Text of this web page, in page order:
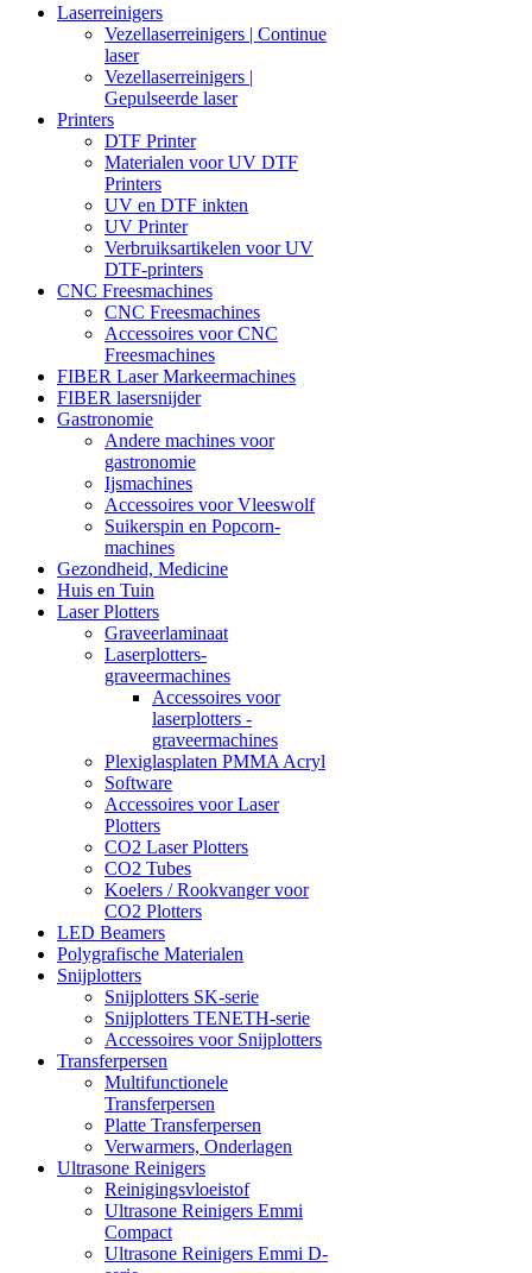
Laserreinigers
Vezellaserreinigers | Continue
laser
Vezellaserreinigers |
Gepulseerde laser
Printers
DTF Printer
Materialen voor UV DTF
Printers
UV en DTF inkten
UV Printer
Verbruiksartikelen voor UV
DTF-printers
CNC Freesmachines
CNC Freesmachines
Accessoires voor CNC
Freesmachines
FIBER Laser Markeermachines
FIBER lasersnijder
Gastronomie
Andere machines voor
gastronomie
Ijsmachines
Accessoires voor Vleeswolf
Suikerspin en Popcorn-
machines
Gezondheid, Medicine
Huis en Tuin
Laser Plotters
Graveerlaminaat
Laserplotters-
graveermachines
Accessoires voor
laserplotters -
graveermachines
Plexiglasplaten PMMA Acryl
Software
Accessoires voor Laser
Plotters
CO2 Laser Plotters
CO2 Tubes
Koelers / Rookvanger voor
CO2 Plotters
LED Beamers
Polygrafische Materialen
Snijplotters
Snijplotters SK-serie
Snijplotters TENETH-serie
Accessoires voor Snijplotters
Transferpersen
Multifunctionele
Transferpersen
Platte Transferpersen
Verwarmers, Onderlagen
Ultrasone Reinigers
Reinigingsvloeistof
Ultrasone Reinigers Emmi
Compact
Ultrasone Reinigers Emmi D-